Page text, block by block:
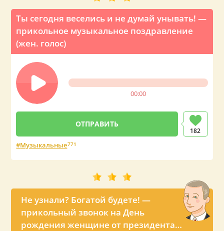
Ты сегодня веселись и не думай унывать! —
прикольное музыкальное поздравление
(жен. голос)
00:00
182
Музыкальные771
Не узнали? Богатой будете! —
прикольный звонок на День
рождения женщине от президента